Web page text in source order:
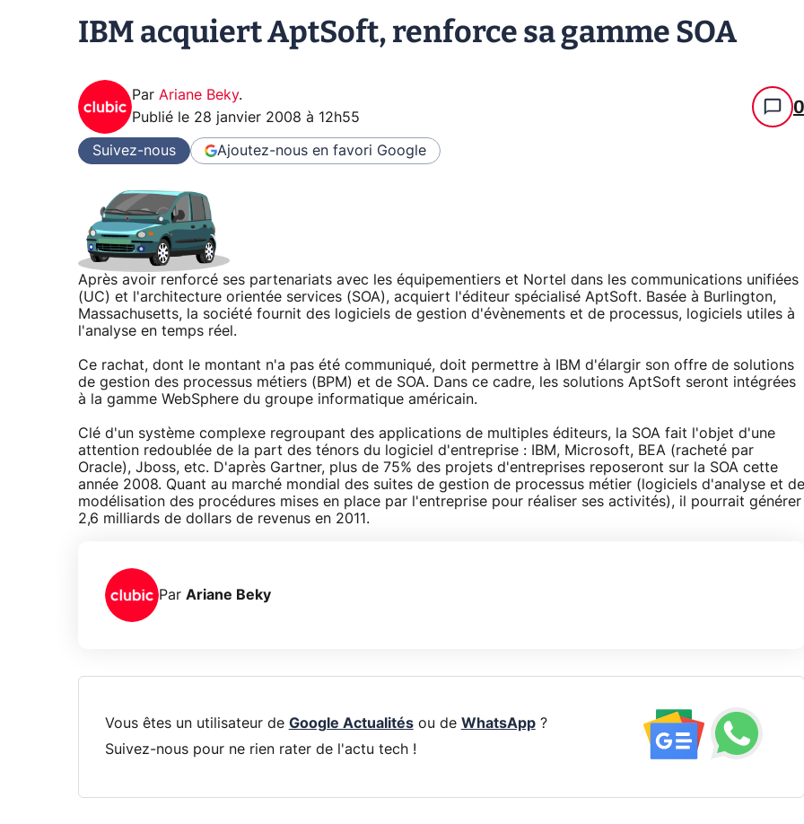
IBM acquiert AptSoft, renforce sa gamme SOA
Par Ariane Beky.
Publié le 28 janvier 2008 à 12h55 0
Suivez-nous Ajoutez-nous en favori Google
Après avoir renforcé ses partenariats avec les équipementiers et Nortel dans les communications unifiées
(UC) et l'architecture orientée services (SOA), acquiert l'éditeur spécialisé AptSoft. Basée à Burlington,
Massachusetts, la société fournit des logiciels de gestion d'évènements et de processus, logiciels utiles à
l'analyse en temps réel.
Ce rachat, dont le montant n'a pas été communiqué, doit permettre à IBM d'élargir son offre de solutions
de gestion des processus métiers (BPM) et de SOA. Dans ce cadre, les solutions AptSoft seront intégrées
à la gamme WebSphere du groupe informatique américain.
Clé d'un système complexe regroupant des applications de multiples éditeurs, la SOA fait l'objet d'une
attention redoublée de la part des ténors du logiciel d'entreprise : IBM, Microsoft, BEA (racheté par
Oracle), Jboss, etc. D'après Gartner, plus de 75% des projets d'entreprises reposeront sur la SOA cette
année 2008. Quant au marché mondial des suites de gestion de processus métier (logiciels d'analyse et de
modélisation des procédures mises en place par l'entreprise pour réaliser ses activités), il pourrait générer
2,6 milliards de dollars de revenus en 2011.
Par Ariane Beky
Vous êtes un utilisateur de Google Actualitésou de WhatsApp?
Suivez-nous pour ne rien rater de l'actu tech !